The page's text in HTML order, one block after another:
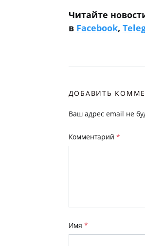
Читайте
в Facebook,
ДОБАВИТЬ
Ваш адрес email не
Комментарий *
Имя *